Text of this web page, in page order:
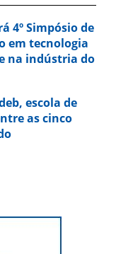
4º Simpósio de
em tecnologia
na indústria do
escola de
as cinco